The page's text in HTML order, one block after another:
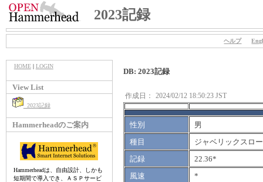
2023記録
ヘルプ
HOME| LOGIN
View List
2023記録
Hammerheadのご案内
Hammerheadは、自由設計、しかも
短期間で導入でき、ＡＳＰサービ
DB: 2023記録
作成日： 2024/02/12 18:50:23 JST
性別
男
種目
ジャベリックスロ
記録
22.36*
風速
*